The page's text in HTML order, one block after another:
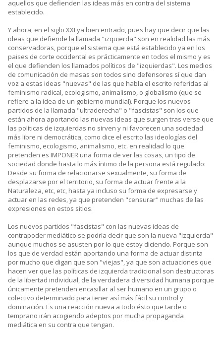
aquellos que defienden las ideas más en contra del sistema
establecido.
Y ahora, en el siglo XXI ya bien entrado, pues hay que decir que las
ideas que defiende la llamada "izquierda" son en realidad las más
conservadoras, porque el sistema que está establecido ya en los
paises de corte occidental es prácticamente en todos el mismo y es
el que defienden los llamados políticos de "izquierdas". Los medios
de comunicación de masas son todos sino defensores sí que dan
voz a estas ideas "nuevas" de las que habla el escrito referidas al
feminismo radical, ecologismo, animalismo, o globalismo (que se
refiere a la idea de un gobierno mundial). Porque los nuevos
partidos de la llamada "ultraderecha" o "fascistas" son los que
están ahora aportando las nuevas ideas que surgen tras verse que
las políticas de izquierdas no sirven y ni favorecen una sociedad
más libre ni democrática, como dice el escrito las ideologías del
feminismo, ecologismo, animalismo, etc. en realidad lo que
pretenden es IMPONER una forma de ver las cosas, un tipo de
sociedad donde hasta lo más íntimo de la persona está regulado:
Desde su forma de relacionarse sexualmente, su forma de
desplazarse por el territorio, su forma de actuar frente a la
Naturaleza, etc, etc, hasta ya incluso su forma de expresarse y
actuar en las redes, ya que pretenden "censurar" muchas de las
expresiones en estos sitios.
Los nuevos partidos "fascistas" con las nuevas ideas de
contrapoder mediático se podría decir que son la nueva "izquierda"
aunque muchos se asusten por lo que estoy diciendo. Porque son
los que de verdad están aportando una forma de actuar distinta
por mucho que digan que son "viejas", ya que son actuaciones que
hacen ver que las políticas de izquierda tradicional son destructoras
de la libertad individual, de la verdadera diversidad humana porque
únicamente pretenden encasillar al ser humano en un grupo o
colectivo determinado para tener así más fácil su control y
dominación. Es una reacción nueva a todo ésto que tarde o
temprano irán acogiendo adeptos por mucha propaganda
mediática en su contra que tengan.